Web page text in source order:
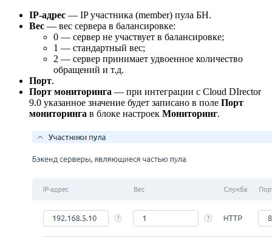
IP-адрес — IP участника (member) пула БН.
Вес — вес сервера в балансировке:
0 — сервер не участвует в балансировке;
1 — стандартный вес;
2 — сервер принимает удвоенное количество
обращений и т.д.
Порт.
Порт мониторинга — при интеграции с Cloud DIrector
9.0 указанное значение будет записано в поле Порт
мониторинга в блоке настроек Мониторинг.